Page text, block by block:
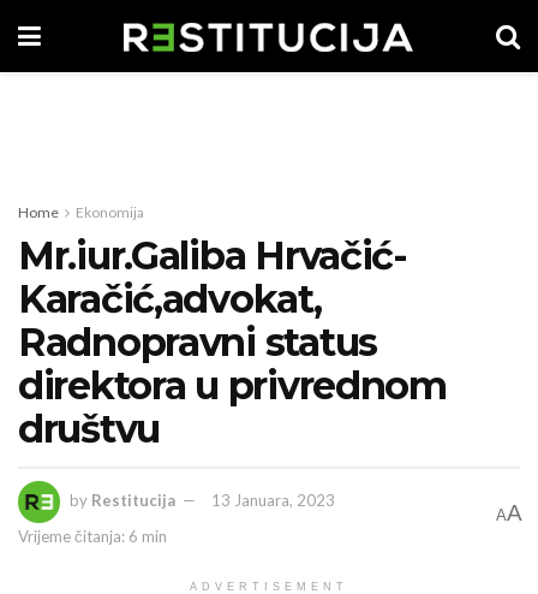
Home Ekonomija
Mr.iur.Galiba Hrvačić-
Karačić,advokat,
Radnopravni status
direktora u privrednom
društvu
by Restitucija
13 Januara, 2023
Vrijeme čitanja: 6 min
AA
ADVERTISEMENT